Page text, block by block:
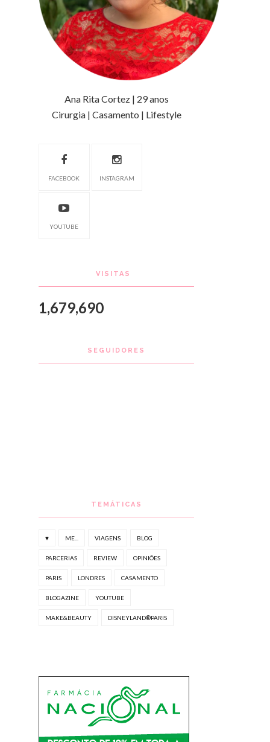
Ana Rita Cortez | 29 anos
Cirurgia | Casamento | Lifestyle
FACEBOOK INSTAGRAM
YOUTUBE
VISITAS
1,679,690
SEGUIDORES
TEMÁTICAS
♥ ME... VIAGENS BLOG
PARCERIAS REVIEW OPINIÕES
PARIS LONDRES CASAMENTO
BLOGAZINE YOUTUBE
MAKE&BEAUTY DISNEYLAND®PARIS